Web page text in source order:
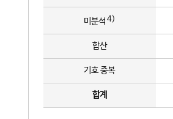
미분석 4)
합산
기호 중복
합계